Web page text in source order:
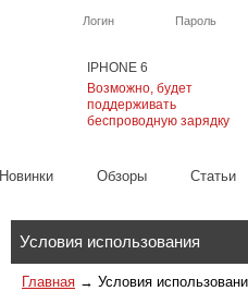
IPHONE 6
Возможно, будет
поддерживать
беспроводную зарядку
Логин Пароль
Новинки Обзоры Cтатьи
Условия использования
Главная → Условия